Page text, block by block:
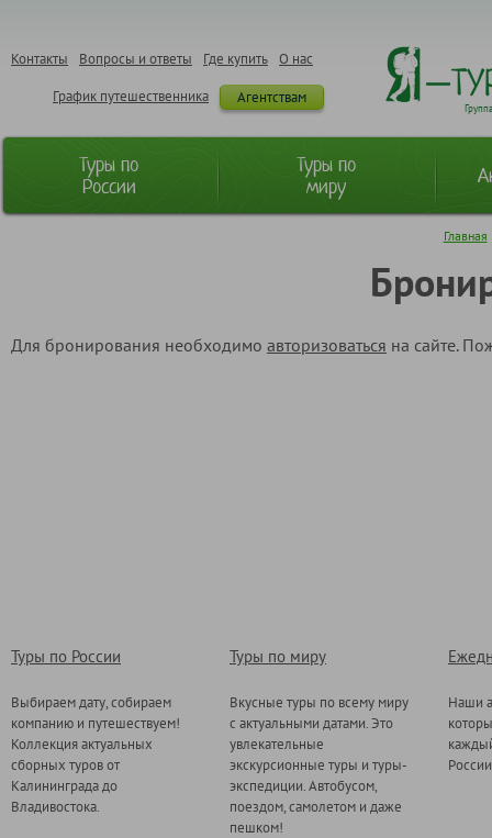
О нас
Где купить
Вопросы и ответы
Контакты
Агентствам
График путешественника
Туры по
России
Туры по
миру
Главная
Для бронирования необходимо авторизоваться на сайте.
Туры по России
Выбираем дату, собираем
компанию и путешествуем!
Коллекция актуальных
сборных туров от
Калининграда до
Владивостока.
Туры по миру
Вкусные туры по всему миру
с актуальными датами. Это
увлекательные
экскурсионные туры и туры-
экспедиции. Автобусом,
поездом, самолетом и даже
пешком!
Наши